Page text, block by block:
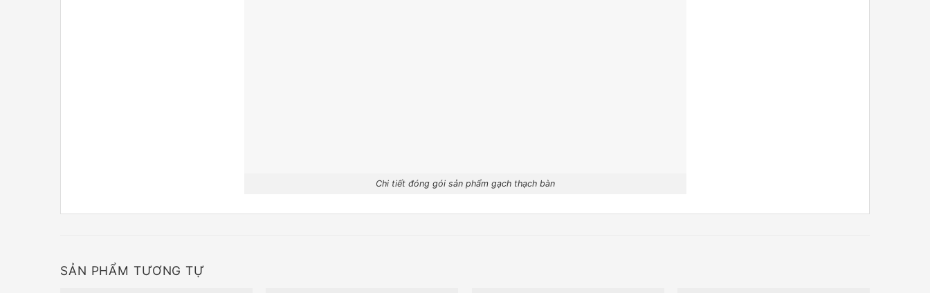
Chi tiết đóng gói sản phẩm gạch thạch bàn
SẢN PHẨM TƯƠNG TỰ